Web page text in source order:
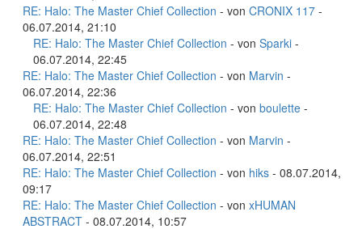
RE: Halo: The Master Chief Collection - von CRONIX 117 -
06.07.2014, 21:10
RE: Halo: The Master Chief Collection - von Sparki -
06.07.2014, 22:45
RE: Halo: The Master Chief Collection - von Marvin -
06.07.2014, 22:36
RE: Halo: The Master Chief Collection - von boulette -
06.07.2014, 22:48
RE: Halo: The Master Chief Collection - von Marvin -
06.07.2014, 22:51
RE: Halo: The Master Chief Collection - von hiks - 08.07.2014,
09:17
RE: Halo: The Master Chief Collection - von xHUMAN
ABSTRACT - 08.07.2014, 10:57